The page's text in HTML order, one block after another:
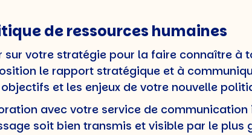
de ressources humaines
votre stratégie pour la faire connaître à
le rapport stratégique et à
et les enjeux de votre nouvelle
avec votre service de communication
soit bien transmis et visible par le plus